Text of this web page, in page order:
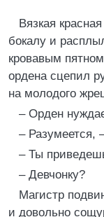
Вязкая
бокалу и
кровавым
ордена сцепил
на молодого
– Орден
– Разумеется,
– Ты
– Девчонку?
Магистр
и довольно